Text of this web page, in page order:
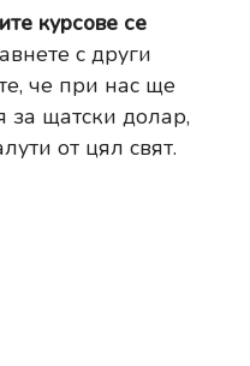
курсове се
с други
че при нас ще
за щатски долар,
от цял свят.